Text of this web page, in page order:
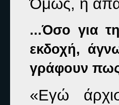
...Όσο για
εκδοχή,
γράφουν πως
«Εγώ